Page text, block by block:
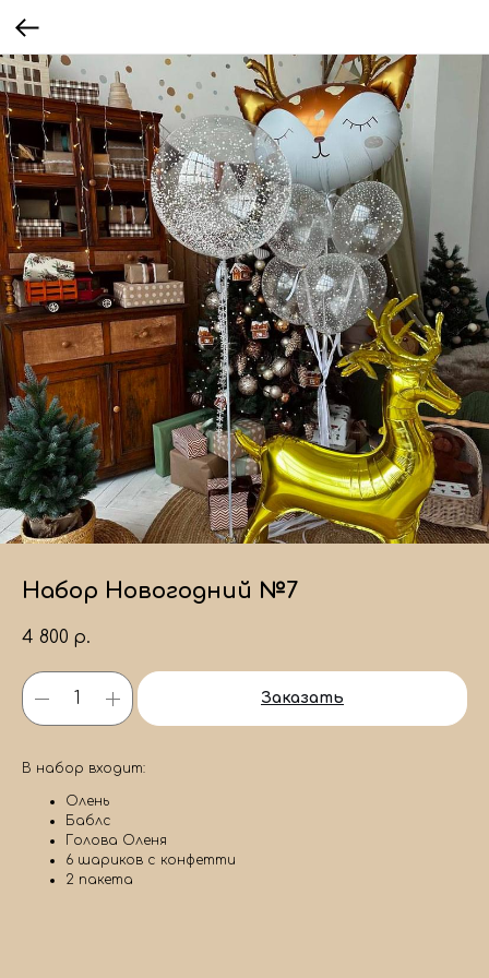
Набор Новогодний №7
4 800 р.
Заказать
В набор входит:
Олень
Баблс
Голова Оленя
6 шариков с конфетти
2 пакета